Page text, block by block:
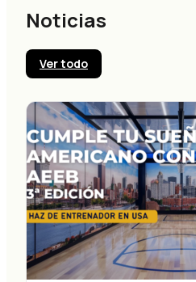
Noticias
Ver todo